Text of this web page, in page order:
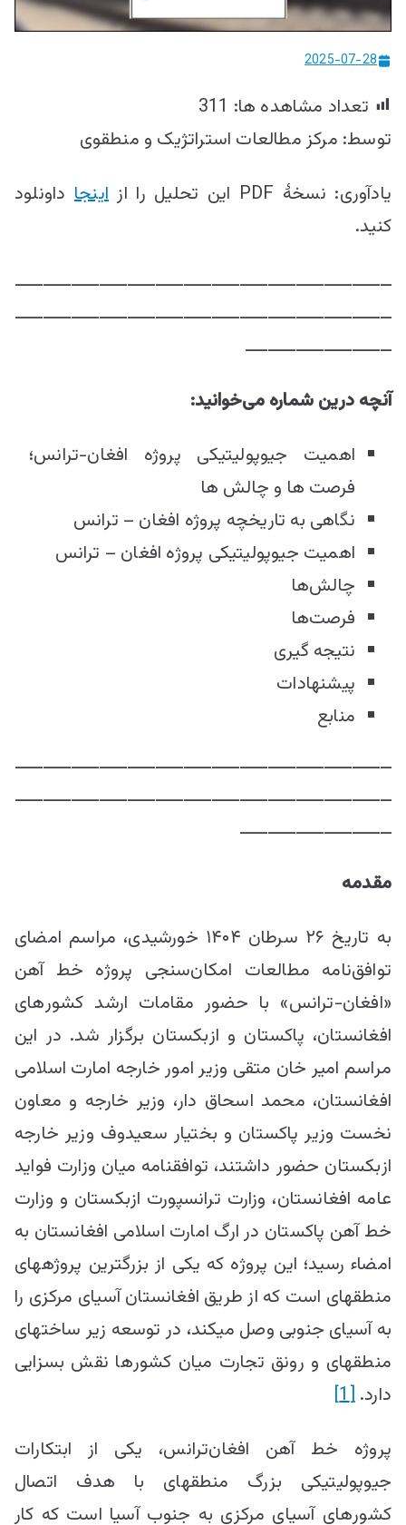
ییزو څېړنو
2025-07-28
تعداد مشاهده ها: 311
توسط: مرکز مطالعات استراتژيک و منطقوی
یادآوری: نسخۀ PDF این تحلیل را از
اینجا داونلود
کنید.
ـــــــــــــــــــــــــــــــــــــــــــــــــــــــــــــــــــ
ـــــــــــــــــــــــــــــــــــــــــــــــــــــــــــــــــــ
ــــــــــــــــــــــــــ
آنچه درین شماره می‌خوانید:
اهمیت جیوپولیتیکی پروژه افغان-ترانس؛
فرصت ‎ها و چالش ها
نگاهی به تاریخچه پروژه افغان – ترانس
اهمیت جیوپولیتیکی پروژه افغان – ترانس
چالش‌ها
فرصت‌ها
نتیجه گیری
پیشنهادات
منابع
ـــــــــــــــــــــــــــــــــــــــــــــــــــــــــــــــــــ
ـــــــــــــــــــــــــــــــــــــــــــــــــــــــــــــــــــ
ـــــــــــــــــــــــــــ
مقدمه
به تاریخ ۲۶ سرطان ۱۴۰۴ خورشیدی، مراسم امضای
توافق‌نامه مطالعات امکان‌سنجی پروژه خط آهن
«افغان-ترانس» با حضور مقامات ارشد کشور‎های
افغانستان، پاکستان و ازبکستان برگزار شد. در این
مراسم امیر خان متقی وزیر امور خارجه امارت اسلامی
افغانستان، محمد اسحاق دار، وزیر خارجه و معاون
نخست وزیر پاکستان و بختیار سعیدوف وزیر خارجه
ازبکستان حضور داشتند، توافق‎نامه میان وزارت فواید
عامه افغانستان، وزارت ترانسپورت ازبکستان و وزارت
خط آهن پاکستان در ارگ امارت اسلامی افغانستان به
امضاء رسید؛ این پروژه که یکی از بزرگترین پروژه‎های
‎منطقه‎ای است که از طریق افغانستان آسیای مرکزی را
به آسیای جنوبی وصل می‎کند، در توسعه زیر ساخت‎های
منطقه‎ای ‎و رونق تجارت میان کشور‎ها نقش بسزایی
دارد.[1]
پروژه خط آهن افغان‌ترانس، یکی از ابتکارات
جیوپولیتیکی بزرگ منطقه‎ای با هدف اتصال
کشور‎های آسیای مرکزی به جنوب آسیا است که کار